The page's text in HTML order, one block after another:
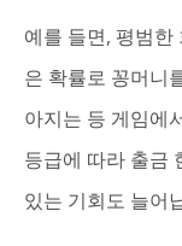
예를 들면, 평범한
은 확률로 꽁머니
아지는 등 게임에
등급에 따라 출금
있는 기회도 늘어